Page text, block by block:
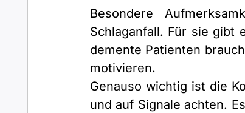
Besondere
Schlaganfall. Für sie gibt
demente Patienten
motivieren.
Genauso wichtig ist die
und auf Signale achten.